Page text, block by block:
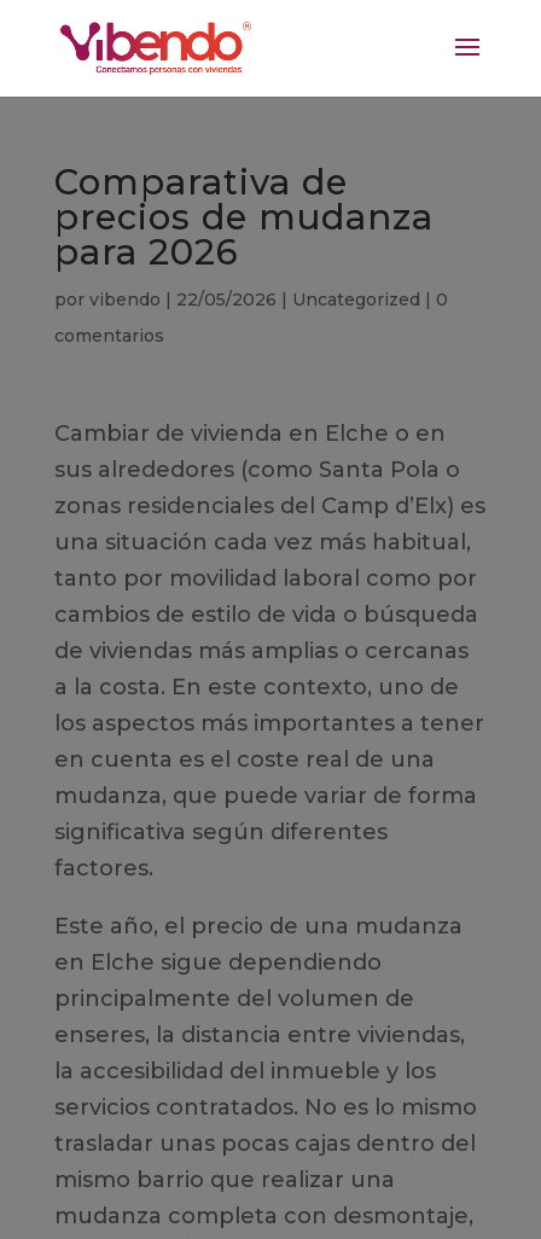
Comparativa de
precios de mudanza
para 2026
por vibendo | 22/05/2026 | Uncategorized | 0
comentarios
Cambiar de vivienda en Elche o en
sus alrededores (como Santa Pola o
zonas residenciales del Camp d’Elx) es
una situación cada vez más habitual,
tanto por movilidad laboral como por
cambios de estilo de vida o búsqueda
de viviendas más amplias o cercanas
a la costa. En este contexto, uno de
los aspectos más importantes a tener
en cuenta es el coste real de una
mudanza, que puede variar de forma
significativa según diferentes
factores.
Este año, el precio de una mudanza
en Elche sigue dependiendo
principalmente del volumen de
enseres, la distancia entre viviendas,
la accesibilidad del inmueble y los
servicios contratados. No es lo mismo
trasladar unas pocas cajas dentro del
mismo barrio que realizar una
mudanza completa con desmontaje,